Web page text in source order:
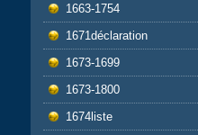
1663-1754
1671déclaration
1673-1699
1673-1800
1674liste